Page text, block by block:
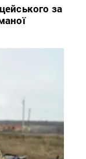
за